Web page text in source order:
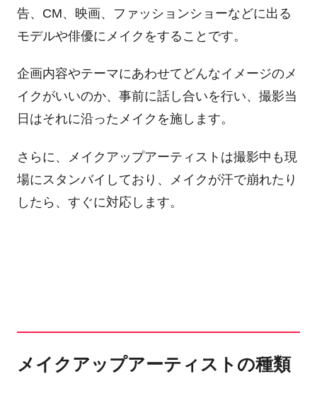
告、CM、映画、ファッションショーなどに出る
モデルや俳優にメイクをすることです。
企画内容やテーマにあわせてどんなイメージのメ
イクがいいのか、事前に話し合いを行い、撮影当
日はそれに沿ったメイクを施します。
さらに、メイクアップアーティストは撮影中も現
場にスタンバイしており、メイクが汗で崩れたり
したら、すぐに対応します。
メイクアップアーティストの種類